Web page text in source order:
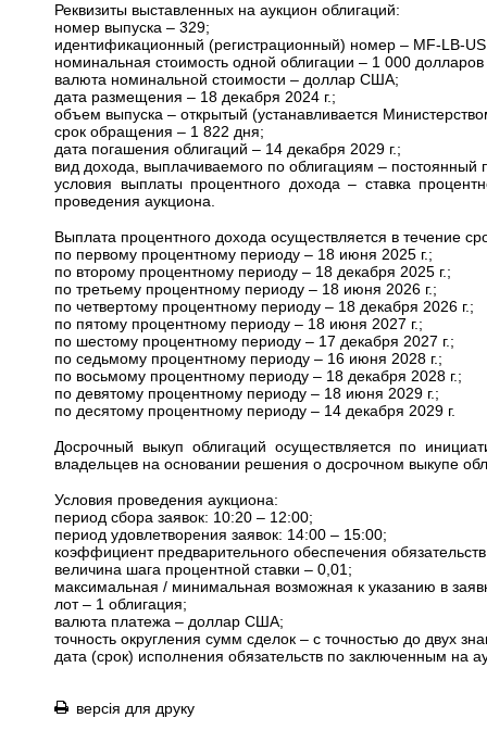
Реквизиты выставленных на аукцион облигаций:
номер выпуска – 329;
идентификационный (регистрационный) номер – MF-LB-
номинальная стоимость одной облигации – 1 000
валюта номинальной стоимости – доллар США;
дата размещения – 18 декабря 2024 г.;
объем выпуска – открытый (устанавливается
срок обращения – 1 822 дня;
дата погашения облигаций – 14 декабря 2029 г.;
вид дохода, выплачиваемого по облигациям – постоянный
условия выплаты процентного дохода – ставка
проведения аукциона.
Выплата процентного дохода осуществляется в течение
по первому процентному периоду – 18 июня 2025 г.;
по второму процентному периоду – 18 декабря 2025 г.;
по третьему процентному периоду – 18 июня 2026 г.;
по четвертому процентному периоду – 18 декабря 2026 г.;
по пятому процентному периоду – 18 июня 2027 г.;
по шестому процентному периоду – 17 декабря 2027 г.;
по седьмому процентному периоду – 16 июня 2028 г.;
по восьмому процентному периоду – 18 декабря 2028 г.;
по девятому процентному периоду – 18 июня 2029 г.;
по десятому процентному периоду – 14 декабря 2029 г.
Досрочный выкуп облигаций осуществляется по
владельцев на основании решения о досрочном выкупе
Условия проведения аукциона:
период сбора заявок: 10:20 – 12:00;
период удовлетворения заявок: 14:00 – 15:00;
коэффициент предварительного обеспечения
величина шага процентной ставки – 0,01;
максимальная / минимальная возможная к указанию в
лот – 1 облигация;
валюта платежа – доллар США;
точность округления сумм сделок – с точностью до двух
дата (срок) исполнения обязательств по заключенным на
версія для друку